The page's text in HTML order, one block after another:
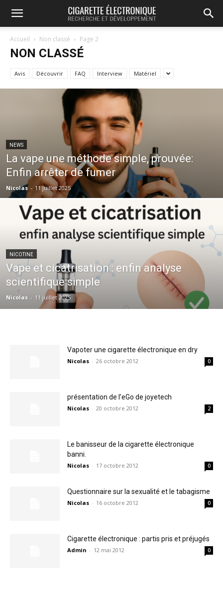
Accueil Non classé Page 2
NON CLASSÉ
Avis Découvrir FAQ Interview Matériel
NEWS
La vape une méthode simple, prouvée:
Enfin arrêter de fumer
Nicolas - 11 juillet 2025
NICOTINE
Vape et cicatrisation : enfin analyse
scientifique simple
Nicolas - 11 juillet 2025
Vapoter une cigarette électronique en dry
Nicolas - 26 octobre 2012 0
présentation de l’eGo de joyetech
Nicolas - 20 octobre 2012 2
Le banisseur de la cigarette électronique
banni.
Nicolas - 17 octobre 2012 0
Questionnaire sur la sexualité et le tabagisme
Nicolas - 16 octobre 2012 0
Cigarette électronique : partis pris et préjugés
Admin - 12 mai 2012 0